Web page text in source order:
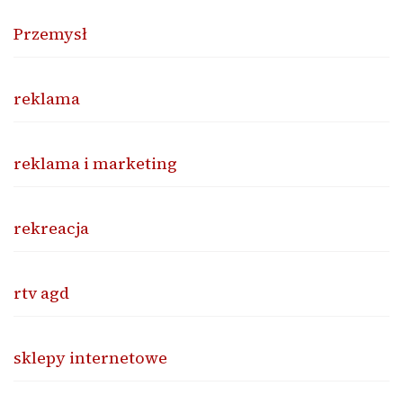
Przemysł
reklama
reklama i marketing
rekreacja
rtv agd
sklepy internetowe